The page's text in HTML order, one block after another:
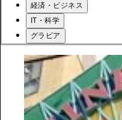
経済・ビジネス
IT・科学
グラビア